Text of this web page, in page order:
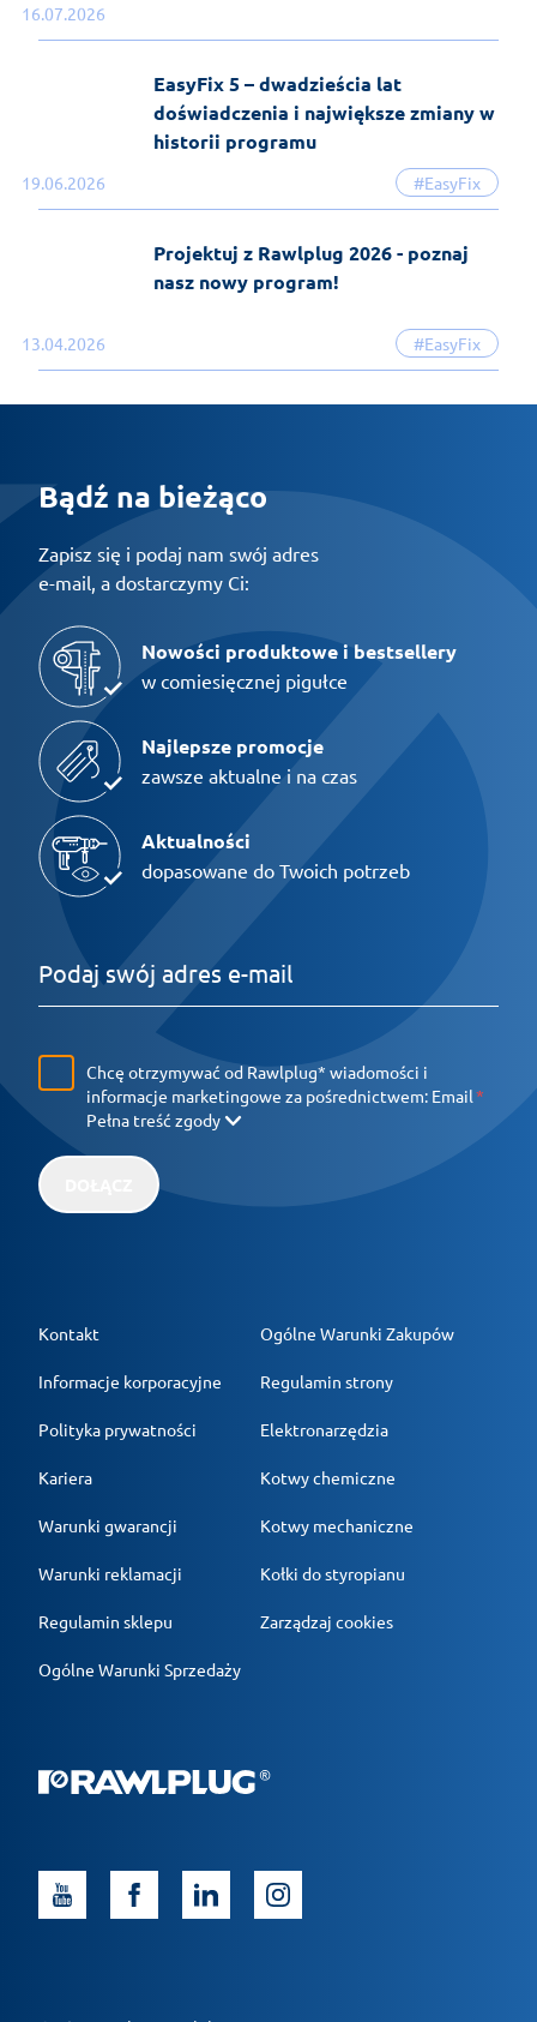
16.07.2026
19.06.2026 #EasyFix
EasyFix 5 – dwadzieścia lat
doświadczenia i największe zmiany w
historii programu
13.04.2026 #EasyFix
Projektuj z Rawlplug 2026 - poznaj
nasz nowy program!
Bądź na bieżąco
Zapisz się i podaj nam swój adres
e-mail, a dostarczymy Ci:
Nowości produktowe i bestsellery
w comiesięcznej pigułce
Najlepsze promocje
zawsze aktualne i na czas
Aktualności
dopasowane do Twoich potrzeb
Chcę otrzymywać od Rawlplug* wiadomości i
informacje marketingowe za pośrednictwem: Email
Pełna treść zgody
Kontakt
Informacje korporacyjne
Polityka prywatności
Kariera
Warunki gwarancji
Warunki reklamacji
Regulamin sklepu
Ogólne Warunki Sprzedaży
Ogólne Warunki Zakupów
Regulamin strony
Elektronarzędzia
Kotwy chemiczne
Kotwy mechaniczne
Kołki do styropianu
Zarządzaj cookies